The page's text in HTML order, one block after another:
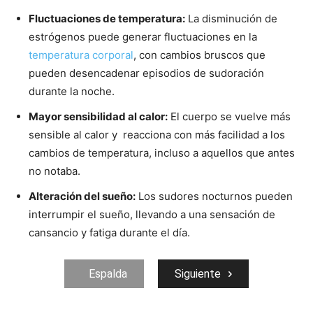
Fluctuaciones de temperatura: La disminución de
estrógenos puede generar fluctuaciones en la
temperatura corporal, con cambios bruscos que
pueden desencadenar episodios de sudoración
durante la noche.
Mayor sensibilidad al calor: El cuerpo se vuelve más
sensible al calor y reacciona con más facilidad a los
cambios de temperatura, incluso a aquellos que antes
no notaba.
Alteración del sueño: Los sudores nocturnos pueden
interrumpir el sueño, llevando a una sensación de
cansancio y fatiga durante el día.
Espalda Siguiente